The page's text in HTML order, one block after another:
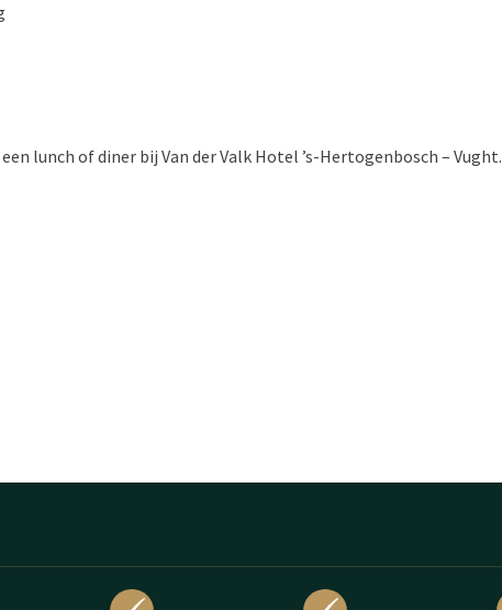
lunch of diner bij Van der Valk Hotel ’s-Hertogenbosch – Vught.